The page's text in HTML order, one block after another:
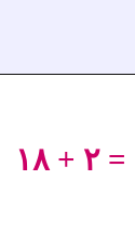
۱۸ + ۲ =